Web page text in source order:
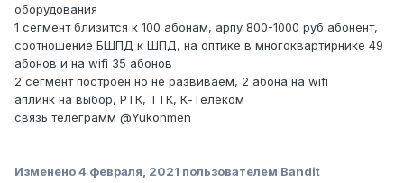
оборудования
1 сегмент близится к 100 абонам, арпу 800-1000 руб абонент,
соотношение БШПД к ШПД, на оптике в многоквартирнике 49
абонов и на wifi 35 абонов
2 сегмент построен но не развиваем, 2 абона на wifi
аплинк на выбор, РТК, ТТК, К-Телеком
связь телеграмм @Yukonmen
Изменено4 февраля, 2021 пользователем Bandit